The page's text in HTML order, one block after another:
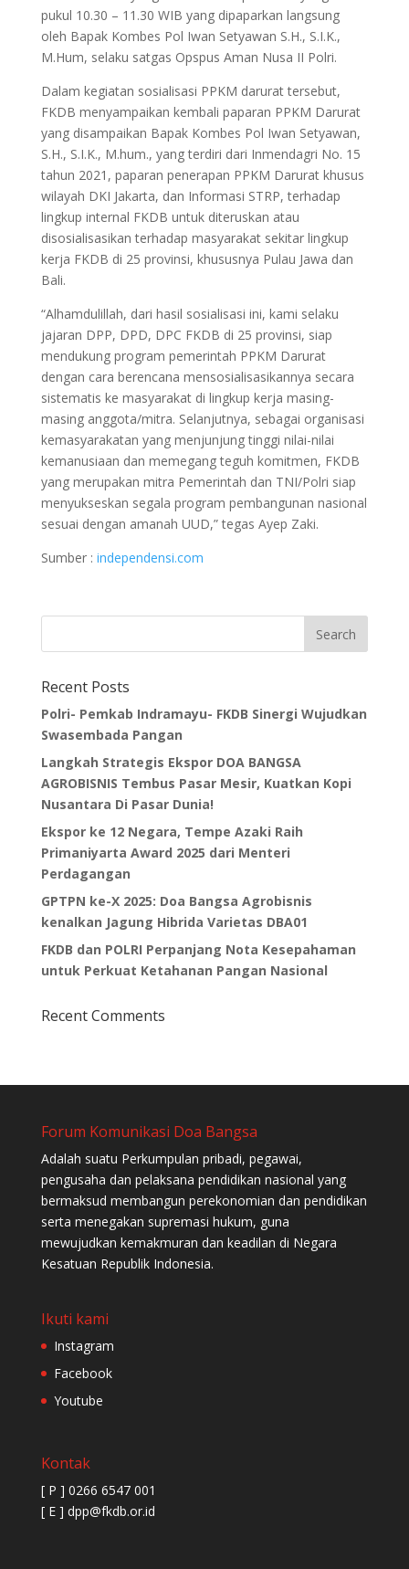
pukul 10.30 – 11.30 WIB yang dipaparkan langsung
oleh Bapak Kombes Pol Iwan Setyawan S.H., S.I.K.,
M.Hum, selaku satgas Opspus Aman Nusa II Polri.
Dalam kegiatan sosialisasi PPKM darurat tersebut,
FKDB menyampaikan kembali paparan PPKM Darurat
yang disampaikan Bapak Kombes Pol Iwan Setyawan,
S.H., S.I.K., M.hum., yang terdiri dari Inmendagri No. 15
tahun 2021, paparan penerapan PPKM Darurat khusus
wilayah DKI Jakarta, dan Informasi STRP, terhadap
lingkup internal FKDB untuk diteruskan atau
disosialisasikan terhadap masyarakat sekitar lingkup
kerja FKDB di 25 provinsi, khususnya Pulau Jawa dan
Bali.
“Alhamdulillah, dari hasil sosialisasi ini, kami selaku
jajaran DPP, DPD, DPC FKDB di 25 provinsi, siap
mendukung program pemerintah PPKM Darurat
dengan cara berencana mensosialisasikannya secara
sistematis ke masyarakat di lingkup kerja masing-
masing anggota/mitra. Selanjutnya, sebagai organisasi
kemasyarakatan yang menjunjung tinggi nilai-nilai
kemanusiaan dan memegang teguh komitmen, FKDB
yang merupakan mitra Pemerintah dan TNI/Polri siap
menyukseskan segala program pembangunan nasional
sesuai dengan amanah UUD,” tegas Ayep Zaki.
Sumber : independensi.com
Recent Posts
Polri- Pemkab Indramayu- FKDB Sinergi Wujudkan
Swasembada Pangan
Langkah Strategis Ekspor DOA BANGSA
AGROBISNIS Tembus Pasar Mesir, Kuatkan Kopi
Nusantara Di Pasar Dunia!
Ekspor ke 12 Negara, Tempe Azaki Raih
Primaniyarta Award 2025 dari Menteri
Perdagangan
GPTPN ke-X 2025: Doa Bangsa Agrobisnis
kenalkan Jagung Hibrida Varietas DBA01
FKDB dan POLRI Perpanjang Nota Kesepahaman
untuk Perkuat Ketahanan Pangan Nasional
Recent Comments
Forum Komunikasi Doa Bangsa
Adalah suatu Perkumpulan pribadi, pegawai,
pengusaha dan pelaksana pendidikan nasional yang
bermaksud membangun perekonomian dan pendidikan
serta menegakan supremasi hukum, guna
mewujudkan kemakmuran dan keadilan di Negara
Kesatuan Republik Indonesia.
Ikuti kami
Instagram
Facebook
Youtube
Kontak
[ P ] 0266 6547 001
[ E ] dpp@fkdb.or.id